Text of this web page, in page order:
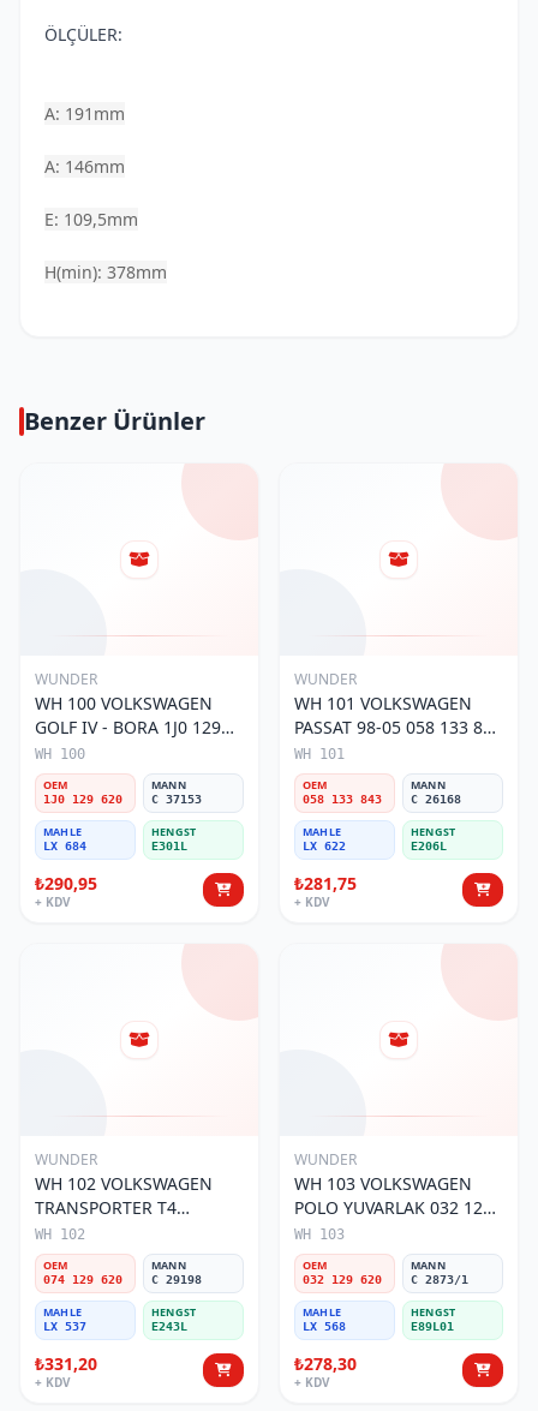
ÖLÇÜLER:
A: 191mm
A: 146mm
E: 109,5mm
H(min): 378mm
Benzer Ürünler
WUNDER
WH 100 VOLKSWAGEN
GOLF IV - BORA 1J0 129
620 Hava Filtresi
WH 100
OEM
1J0 129 620
MANN
C 37153
MAHLE
LX 684
HENGST
E301L
₺290,95
+ KDV
WUNDER
WH 101 VOLKSWAGEN
PASSAT 98-05 058 133 843
Hava Filtresi
WH 101
OEM
058 133 843
MANN
C 26168
MAHLE
LX 622
HENGST
E206L
₺281,75
+ KDV
WUNDER
WH 102 VOLKSWAGEN
TRANSPORTER T4
(SÜNGERSiZ) 074 129 620
Hava Filtresi
WH 102
OEM
074 129 620
MANN
C 29198
MAHLE
LX 537
HENGST
E243L
₺331,20
+ KDV
WUNDER
WH 103 VOLKSWAGEN
POLO YUVARLAK 032 129
620 Hava Filtresi
WH 103
OEM
032 129 620
MANN
C 2873/1
MAHLE
LX 568
HENGST
E89L01
₺278,30
+ KDV